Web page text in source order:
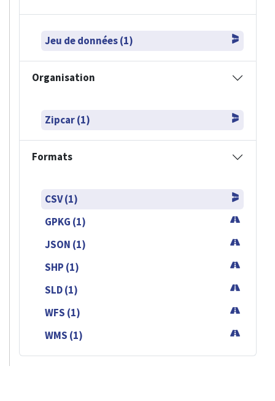
Jeu de données (1)
Organisation
Zipcar (1)
Formats
CSV (1)
GPKG (1)
JSON (1)
SHP (1)
SLD (1)
WFS (1)
WMS (1)